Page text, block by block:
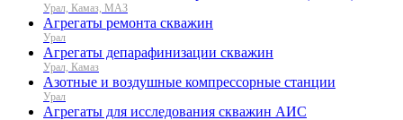
Урал, Камаз, МАЗ
Агрегаты ремонта скважин
Урал
Агрегаты депарафинизации скважин
Урал, Камаз
Азотные и воздушные компрессорные станции
Урал
Агрегаты для исследования скважин АИС